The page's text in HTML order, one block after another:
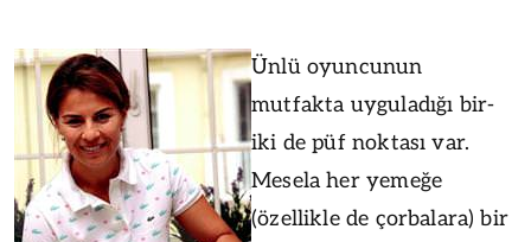
Ünlü oyuncunun
mutfakta uyguladığı bir-
iki de püf noktası var.
Mesela her yemeğe
(özellikle de çorbalara) bir